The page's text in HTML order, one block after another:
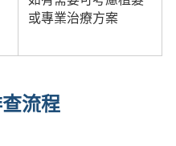
或專業治療方案
流程